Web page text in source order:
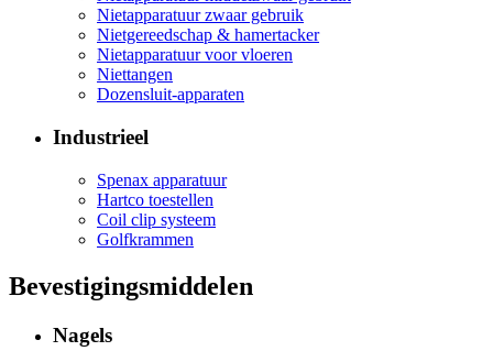
Nietapparatuur zwaar gebruik
Nietgereedschap & hamertacker
Nietapparatuur voor vloeren
Niettangen
Dozensluit-apparaten
Industrieel
Spenax apparatuur
Hartco toestellen
Coil clip systeem
Golfkrammen
Bevestigingsmiddelen
Nagels